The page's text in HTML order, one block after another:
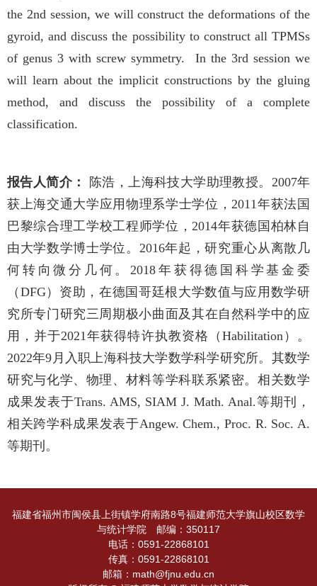
the 2nd session, we will construct the deformations of the
gyroid, and discuss the possibility to construct all TPMSs
of genus 3 with screw symmetry. In the 3rd session we
will learn about the implicit constructions by the gluing
method, and discuss the possibility of a complete
classification.
报告人简介：
陈浩，上海科技大学助理教授。2007年
获上海交通大学应用物理系学士学位，2011年获法国
巴黎综合理工学校工程师学位，2014年获德国柏林自
由大学数学博士学位。2016年起，研究重心从离散几
何转向微分几何。2018年获得德国科学基金委
（DFG）资助，在德国哥廷根大学数值与应用数学研
究所专门研究三周期极小曲面及其在自然科学中的应
用，并于2021年获得特许执教资格（Habilitation）。
2022年9月入职上海科技大学数学科学研究所。其数学
研究与化学、物理、材料等学科联系紧密。相关数学
成果发表于Trans. AMS, SIAM J. Math. Anal.等期刊，
相关跨学科成果发表于Angew. Chem., Proc. R. Soc. A.
等期刊。
福建省福州市闽侯县上街镇学府南路8号福建师范大学旗山校区数学
与统计学院 邮编：350117
电话：0591-22868101
传真：0591-22868101
邮箱：math@fjnu.edu.cn